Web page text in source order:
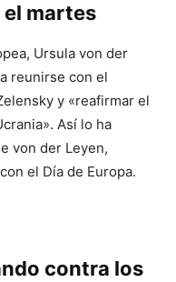
el martes
Ursula von der
reunirse con el
y «reafirmar el
Así lo ha
von der Leyen,
el Día de Europa.
contra los